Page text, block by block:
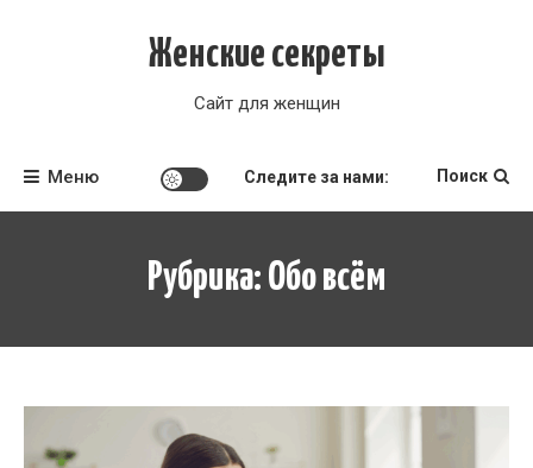
Женские секреты
Сайт для женщин
Меню Следите за нами: Поиск
Рубрика: Обо всём